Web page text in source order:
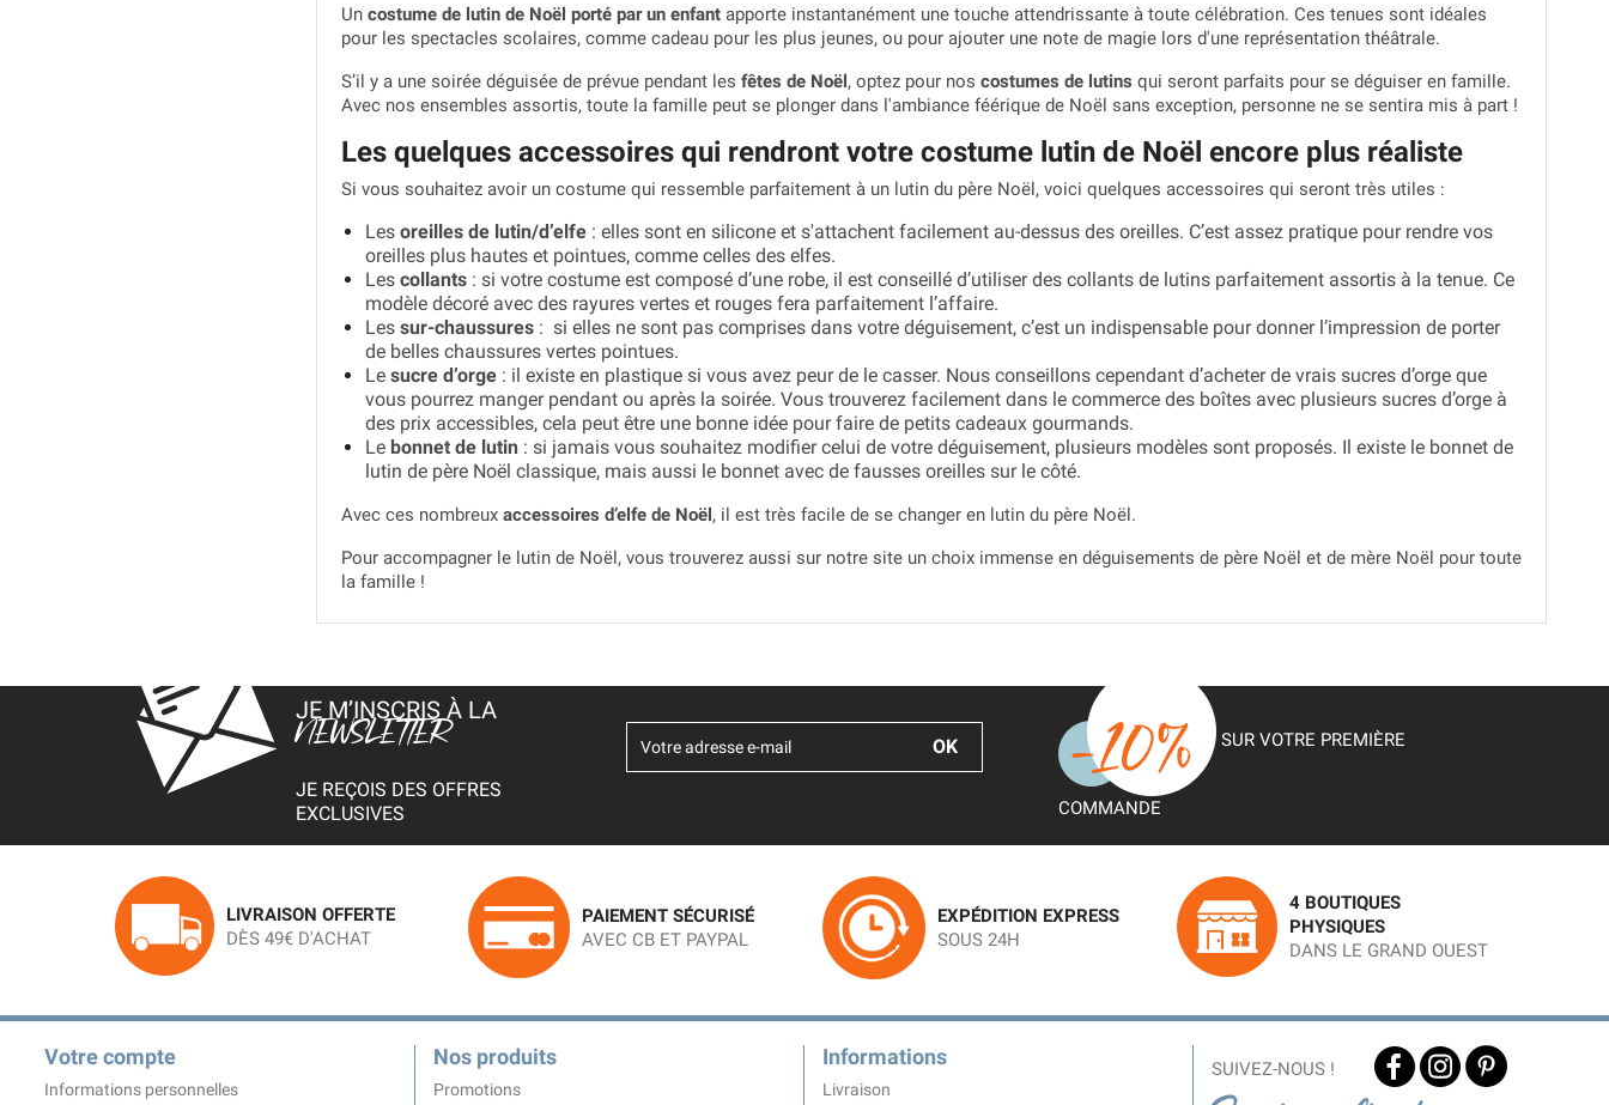
Un costume de lutin de Noël porté par un enfantapporte instantanément une touche attendrissante à toute célébration. Ces tenues sont idéales
pour les spectacles scolaires, comme cadeau pour les plus jeunes, ou pour ajouter une note de magie lors d'une représentation théâtrale.
S’il y a une soirée déguisée de prévue pendant les fêtes de Noël , optez pour nos costumes de lutins qui seront parfaits pour se déguiser en famille.
Avec nos ensembles assortis, toute la famille peut se plonger dans l'ambiance féérique de Noël sans exception, personne ne se sentira mis à part !
Les quelques accessoires qui rendront votre costume lutin de Noël encore plus réaliste
Si vous souhaitez avoir un costume qui ressemble parfaitement à un lutin du père Noël, voici quelques accessoires qui seront très utiles :
Les oreilles de lutin/d’elfe: elles sont en silicone et s'attachent facilement au-dessus des oreilles. C’est assez pratique pour rendre vos
oreilles plus hautes et pointues, comme celles des elfes.
Les collants: si votre costume est composé d’une robe, il est conseillé d’utiliser des collants de lutins parfaitement assortis à la tenue. Ce
modèle décoré avec des rayures vertes et rouges fera parfaitement l’affaire.
Les sur-chaussures: si elles ne sont pas comprises dans votre déguisement, c’est un indispensable pour donner l’impression de porter
de belles chaussures vertes pointues.
Le sucre d’orge: il existe en plastique si vous avez peur de le casser. Nous conseillons cependant d’acheter de vrais sucres d’orge que
vous pourrez manger pendant ou après la soirée. Vous trouverez facilement dans le commerce des boîtes avec plusieurs sucres d’orge à
des prix accessibles, cela peut être une bonne idée pour faire de petits cadeaux gourmands.
Le bonnet de lutin : si jamais vous souhaitez modifier celui de votre déguisement, plusieurs modèles sont proposés. Il existe le bonnet de
lutin de père Noël classique, mais aussi le bonnet avec de fausses oreilles sur le côté.
Avec ces nombreux accessoires d’elfe de Noël , il est très facile de se changer en lutin du père Noël.
Pour accompagner le lutin de Noël, vous trouverez aussi sur notre site un choix immense en déguisements de père Noël et de mère Noël pour toute
la famille !
JE M’INSCRIS À LA
NEWSLETTER
JE REÇOIS DES OFFRES
EXCLUSIVES
SUR VOTRE PREMIÈRE
COMMANDE
LIVRAISON OFFERTE
DÈS 49€ D'ACHAT
PAIEMENT SÉCURISÉ
AVEC CB ET PAYPAL
EXPÉDITION EXPRESS
SOUS 24H
4 BOUTIQUES
PHYSIQUES
DANS LE GRAND OUEST
Votre compte
Informations personnelles
Nos produits
Promotions
Informations
Livraison
SUIVEZ-NOUS !